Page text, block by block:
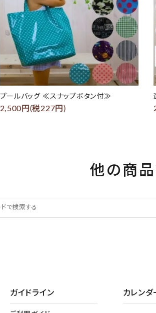
プールバッグ ≪スナップボタン付≫
2,500円(税227円)
他の商
ガイドライン カレンダ